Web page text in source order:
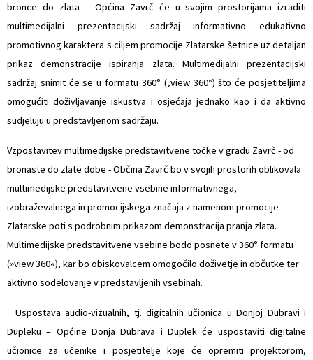
bronce do zlata – Općina Zavrč će u svojim prostorijama izraditi
multimedijalni prezentacijski sadržaj informativno edukativno
promotivnog karaktera s ciljem promocije Zlatarske šetnice uz detaljan
prikaz demonstracije ispiranja zlata. Multimedijalni prezentacijski
sadržaj snimit će se u formatu 360° („view 360“) što će posjetiteljima
omogućiti doživljavanje iskustva i osjećaja jednako kao i da aktivno
sudjeluju u predstavljenom sadržaju.
Vzpostavitev multimedijske predstavitvene točke v gradu Zavrč - od
bronaste do zlate dobe - Občina Zavrč bo v svojih prostorih oblikovala
multimedijske predstavitvene vsebine informativnega,
izobraževalnega in promocijskega značaja z namenom promocije
Zlatarske poti s podrobnim prikazom demonstracija pranja zlata.
Multimedijske predstavitvene vsebine bodo posnete v 360° formatu
(»view 360«), kar bo obiskovalcem omogočilo doživetje in občutke ter
aktivno sodelovanje v predstavljenih vsebinah.
audio-vizualnih, tj. digitalnih učionica u Donjoj Dubravi i
Dupleku – Općine Donja Dubrava i Duplek će uspostaviti digitalne
učionice za učenike i posjetitelje koje će opremiti projektorom,